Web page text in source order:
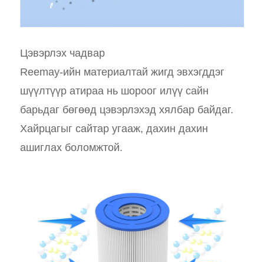
Цэвэрлэх чадвар
Reemay-ийн материалтай жигд эвхэгддэг
шүүлтүүр атираа нь шороог илүү сайн
барьдаг бөгөөд цэвэрлэхэд хялбар байдаг.
Хайрцагыг сайтар угааж, дахин дахин
ашиглах боломжтой.